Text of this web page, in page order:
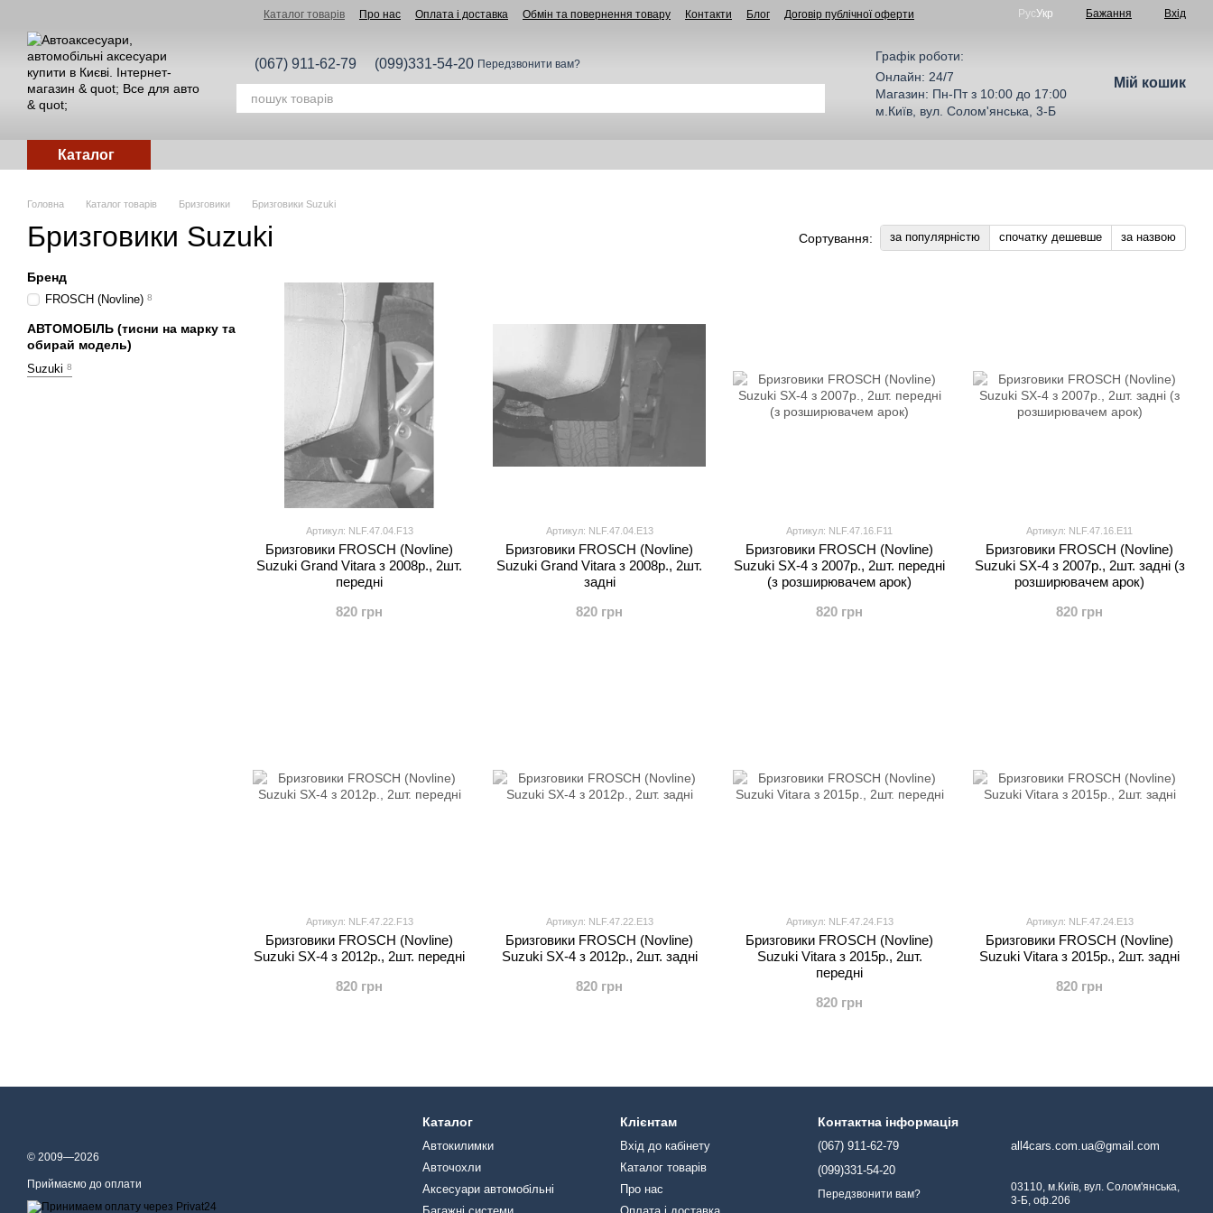
Каталог товарів Про нас Оплата і доставка Обмін та повернення товару Контакти Блог Договір публічної оферти РусУкр Бажання Вхід
(067) 911-62-79 (099)331-54-20 Передзвонити вам?
Графік роботи:
Онлайн: 24/7
Магазин: Пн-Пт з 10:00 до 17:00
м.Київ, вул. Солом'янська, 3-Б
Мій кошик
Каталог
Головна Каталог товарів Бризговики Бризговики Suzuki
Бризговики Suzuki Сортування: за популярністю спочатку дешевше за назвою
Артикул: NLF.47.04.F13
Бризговики FROSCH (Novline)
Suzuki Grand Vitara з 2008р., 2шт.
передні
820 грн
Артикул: NLF.47.04.E13
Бризговики FROSCH (Novline)
Suzuki Grand Vitara з 2008р., 2шт.
задні
820 грн
Артикул: NLF.47.16.F11
Бризговики FROSCH (Novline)
Suzuki SX-4 з 2007р., 2шт. передні
(з розширювачем арок)
820 грн
Артикул: NLF.47.16.E11
Бризговики FROSCH (Novline)
Suzuki SX-4 з 2007р., 2шт. задні (з
розширювачем арок)
820 грн
Артикул: NLF.47.22.F13
Бризговики FROSCH (Novline)
Suzuki SX-4 з 2012р., 2шт. передні
820 грн
Артикул: NLF.47.22.E13
Бризговики FROSCH (Novline)
Suzuki SX-4 з 2012р., 2шт. задні
820 грн
Артикул: NLF.47.24.F13
Бризговики FROSCH (Novline)
Suzuki Vitara з 2015р., 2шт.
передні
820 грн
Артикул: NLF.47.24.E13
Бризговики FROSCH (Novline)
Suzuki Vitara з 2015р., 2шт. задні
820 грн
Бренд
FROSCH (Novline) 8
АВТОМОБІЛЬ (тисни на марку та
обирай модель)
Suzuki 8
© 2009—2026
Приймаємо до оплати
Каталог
Автокилимки
Авточохли
Аксесуари автомобільні
Клієнтам
Вхід до кабінету
Каталог товарів
Про нас
Контактна інформація
(067) 911-62-79
(099)331-54-20
Передзвонити вам?
all4cars.com.ua@gmail.com
03110, м.Київ, вул. Солом'янська,
3-Б, оф.206